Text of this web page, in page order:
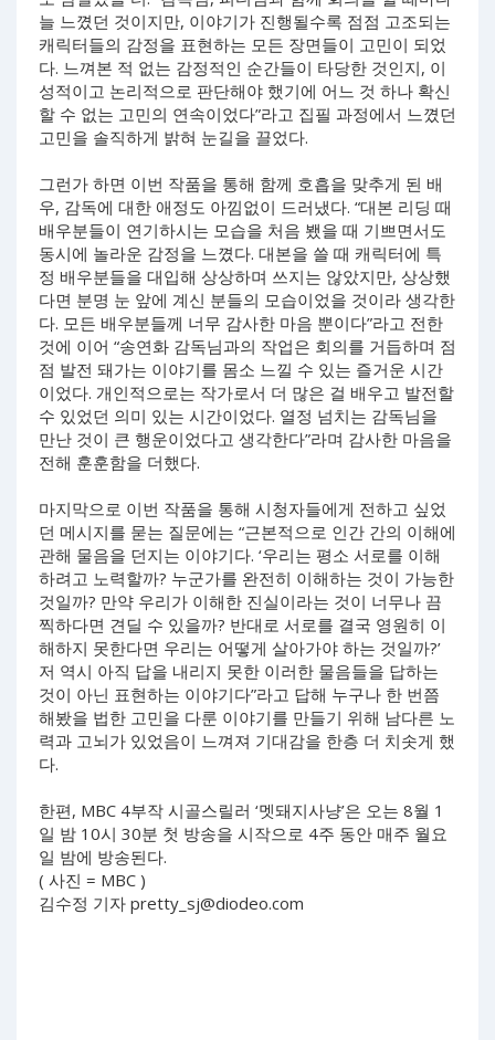
늘 느꼈던 것이지만, 이야기가 진행될수록 점점 고조되는
캐릭터들의 감정을 표현하는 모든 장면들이 고민이 되었
다. 느껴본 적 없는 감정적인 순간들이 타당한 것인지, 이
성적이고 논리적으로 판단해야 했기에 어느 것 하나 확신
할 수 없는 고민의 연속이었다”라고 집필 과정에서 느꼈던
고민을 솔직하게 밝혀 눈길을 끌었다.
그런가 하면 이번 작품을 통해 함께 호흡을 맞추게 된 배
우, 감독에 대한 애정도 아낌없이 드러냈다. “대본 리딩 때
배우분들이 연기하시는 모습을 처음 뵀을 때 기쁘면서도
동시에 놀라운 감정을 느꼈다. 대본을 쓸 때 캐릭터에 특
정 배우분들을 대입해 상상하며 쓰지는 않았지만, 상상했
다면 분명 눈 앞에 계신 분들의 모습이었을 것이라 생각한
다. 모든 배우분들께 너무 감사한 마음 뿐이다”라고 전한
것에 이어 “송연화 감독님과의 작업은 회의를 거듭하며 점
점 발전 돼가는 이야기를 몸소 느낄 수 있는 즐거운 시간
이었다. 개인적으로는 작가로서 더 많은 걸 배우고 발전할
수 있었던 의미 있는 시간이었다. 열정 넘치는 감독님을
만난 것이 큰 행운이었다고 생각한다”라며 감사한 마음을
전해 훈훈함을 더했다.
마지막으로 이번 작품을 통해 시청자들에게 전하고 싶었
던 메시지를 묻는 질문에는 “근본적으로 인간 간의 이해에
관해 물음을 던지는 이야기다. ‘우리는 평소 서로를 이해
하려고 노력할까? 누군가를 완전히 이해하는 것이 가능한
것일까? 만약 우리가 이해한 진실이라는 것이 너무나 끔
찍하다면 견딜 수 있을까? 반대로 서로를 결국 영원히 이
해하지 못한다면 우리는 어떻게 살아가야 하는 것일까?’
저 역시 아직 답을 내리지 못한 이러한 물음들을 답하는
것이 아닌 표현하는 이야기다”라고 답해 누구나 한 번쯤
해봤을 법한 고민을 다룬 이야기를 만들기 위해 남다른 노
력과 고뇌가 있었음이 느껴져 기대감을 한층 더 치솟게 했
다.
한편, MBC 4부작 시골스릴러 ‘멧돼지사냥’은 오는 8월 1
일 밤 10시 30분 첫 방송을 시작으로 4주 동안 매주 월요
일 밤에 방송된다.
( 사진 = MBC )
김수정 기자 pretty_sj@diodeo.com